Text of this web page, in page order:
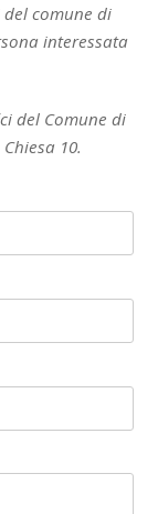
comune di
interessata
del Comune di
10.